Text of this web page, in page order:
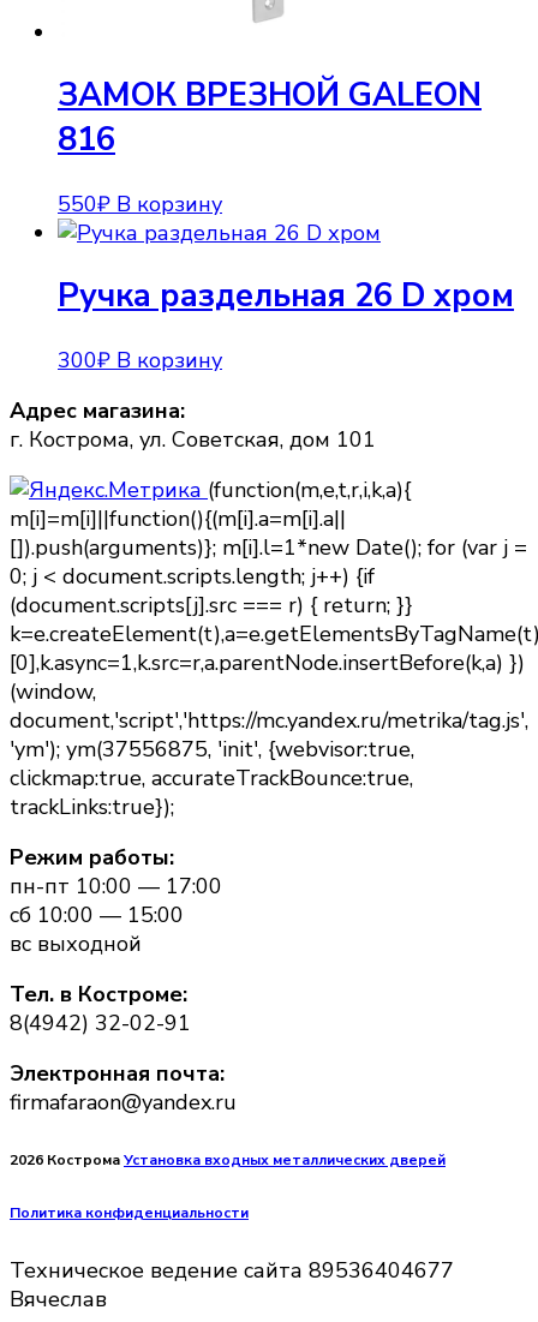
ЗАМОК ВРЕЗНОЙ GALEON
816
550₽ В корзину
Ручка раздельная 26 D хром
300₽ В корзину
Адрес магазина:
г. Кострома, ул. Советская, дом 101
(function(m,e,t,r,i,k,a){
m[i]=m[i]||function(){(m[i].a=m[i].a||
[]).push(arguments)}; m[i].l=1*new Date(); for (var j =
0; j < document.scripts.length; j++) {if
(document.scripts[j].src === r) { return; }}
[0],k.async=1,k.src=r,a.parentNode.insertBefore(k,a) })
(window,
document,'script','https://mc.yandex.ru/metrika/tag.js',
'ym'); ym(37556875, 'init', {webvisor:true,
clickmap:true, accurateTrackBounce:true,
trackLinks:true});
Режим работы:
пн-пт 10:00 — 17:00
сб 10:00 — 15:00
вс выходной
Тел. в Костроме:
8(4942) 32-02-91
Электронная почта:
firmafaraon@yandex.ru
2026 КостромаУстановка входных металлических дверей
Политика конфиденциальности
Техническое ведение сайта 89536404677
Вячеслав